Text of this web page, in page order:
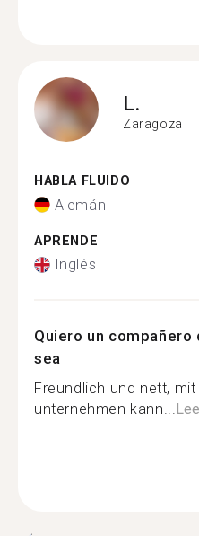
L.
Zaragoza
HABLA FLUIDO
Alemán
APRENDE
Inglés
Quiero un
sea
Freundlich und nett,
unternehmen kann...